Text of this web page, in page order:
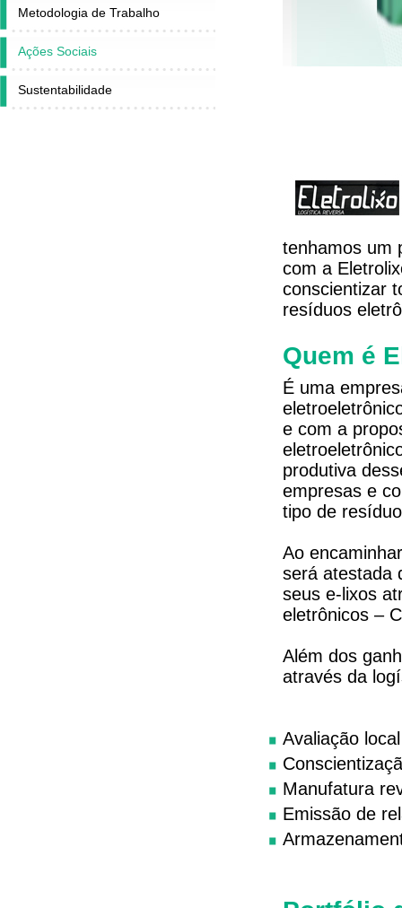
Metodologia de Trabalho
Ações Sociais
Sustentabilidade
tenhamos um
com a
conscientizar
resíduos
Quem é
É uma
e com a
produtiva
empresas e
tipo de
Ao
será atestada
seus e-lixos
eletrônicos –
Além dos
através da
Avaliação
Manufatura
Emissão de